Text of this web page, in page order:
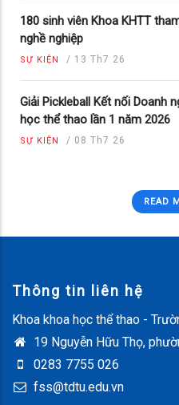
180 sinh viên Khoa KHTT
nghề nghiệp
SỰ KIỆN / 13 Th7 26
Giải Pickleball Kết nối Doanh
học thể thao lần 1 năm 2026
SỰ KIỆN / 08 Th7 26
READ
Thông tin liên hệ
Khoa khoa học thể thao -
19 Nguyễn Hữu Thọ,
0283 7755 026
fss@tdtu.edu.vn